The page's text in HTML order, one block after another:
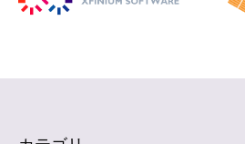
ーニング コンテンツを作成